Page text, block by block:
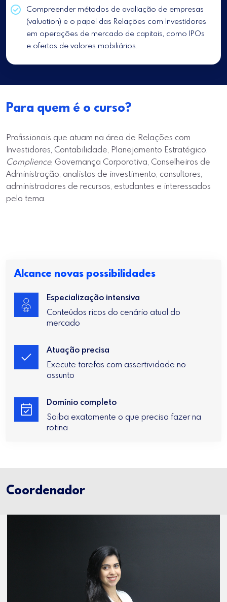
Compreender métodos de avaliação de empresas
(valuation) e o papel das Relações com Investidores
em operações de mercado de capitais, como IPOs
e ofertas de valores mobiliários.
Para quem é o curso?
Profissionais que atuam na área de Relações com
Investidores, Contabilidade, Planejamento Estratégico,
Complience, Governança Corporativa, Conselheiros de
Administração, analistas de investimento, consultores,
administradores de recursos, estudantes e interessados
pelo tema.
Alcance novas possibilidades
Especialização intensiva
Conteúdos ricos do cenário atual do
mercado
Atuação precisa
Execute tarefas com assertividade no
assunto
Domínio completo
Saiba exatamente o que precisa fazer na
rotina
Coordenador